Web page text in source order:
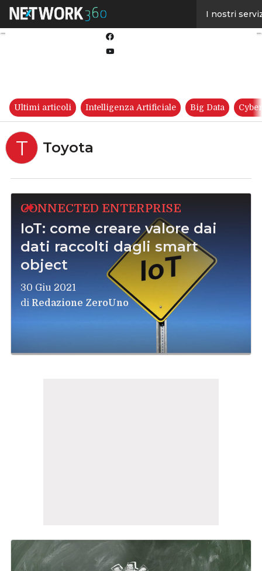
I nostri
Ultimi articoli Intelligenza Artificiale Big Data
T Toyota
CONNECTED ENTERPRISE
IoT: come creare valore dai
dati raccolti dagli smart
object
30 Giu 2021
di Redazione ZeroUno